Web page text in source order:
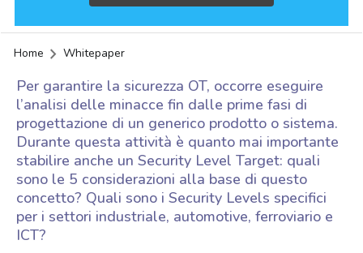
Home Whitepaper
Per garantire la sicurezza OT, occorre eseguire
l’analisi delle minacce fin dalle prime fasi di
progettazione di un generico prodotto o sistema.
Durante questa attività è quanto mai importante
stabilire anche un Security Level Target: quali
sono le 5 considerazioni alla base di questo
concetto? Quali sono i Security Levels specifici
per i settori industriale, automotive, ferroviario e
ICT?